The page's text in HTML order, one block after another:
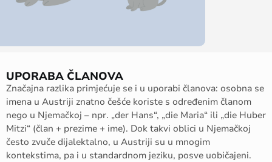
UPORABA ČLANOVA
Značajna razlika primjećuje se i u uporabi članova: osobna se
imena u Austriji znatno češće koriste s određenim članom
nego u Njemačkoj – npr. „der Hans“, „die Maria“ ili „die Huber
Mitzi“ (član + prezime + ime). Dok takvi oblici u Njemačkoj
često zvuče dijalektalno, u Austriji su u mnogim
kontekstima, pa i u standardnom jeziku, posve uobičajeni.